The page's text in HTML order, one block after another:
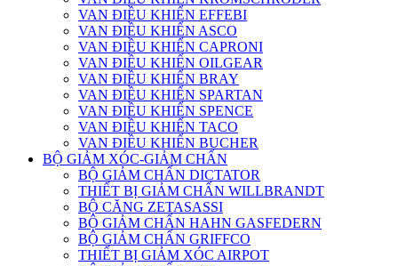
VAN ĐIỀU KHIỂN EFFEBI
VAN ĐIỀU KHIỂN ASCO
VAN ĐIỀU KHIỂN CAPRONI
VAN ĐIỀU KHIỂN OILGEAR
VAN ĐIỀU KHIỂN BRAY
VAN ĐIỀU KHIỂN SPARTAN
VAN ĐIỀU KHIỂN SPENCE
VAN ĐIỀU KHIỂN TACO
VAN ĐIỀU KHIỂN BUCHER
BỘ GIẢM XÓC-GIẢM CHẤN
BỘ GIẢM CHẤN DICTATOR
THIẾT BỊ GIẢM CHẤN WILLBRANDT
BỘ CĂNG ZETASASSI
BỘ GIẢM CHẤN HAHN GASFEDERN
BỘ GIẢM CHẤN GRIFFCO
THIẾT BỊ GIẢM XÓC AIRPOT